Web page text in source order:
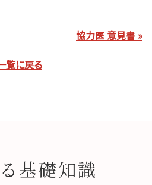
協力医 意見書 »
覧に戻る
る基礎知識